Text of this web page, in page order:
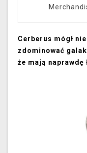
Cerberus mógł
zdominować
że mają naprawdę